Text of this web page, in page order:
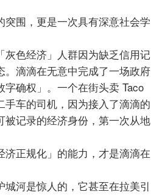
突围，更是一次具有深意社会学
灰色经济」人群因为缺乏信用记
。滴滴在无意中完成了一场政府
字确权」。一个在街头卖 Taco
手车的司机，因为接入了滴滴的
被记录的经济身份，第一次从地
济正规化」的能力，才是滴滴在
城河是惊人的，它甚至在拉美引